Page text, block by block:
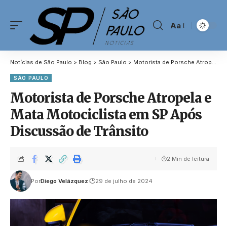
Aa
Notícias de São Paulo > Blog > São Paulo > Motorista de Porsche Atropela e Mata Motociclista em SP Após Discussão de Trânsito
SÃO PAULO
Motorista de Porsche Atropela e
Mata Motociclista em SP Após
Discussão de Trânsito
PorDiego Velázquez 29 de julho de 2024
2 Min de leitura